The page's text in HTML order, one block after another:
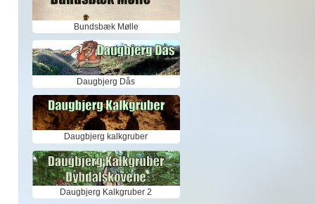
Bundsbæk Mølle
Daugbjerg Dås
Daugbjerg kalkgruber
Daugbjerg Kalkgruber 2